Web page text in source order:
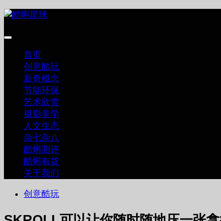
跳
内
首页
创意酷玩
新奇概念
节能环保
艺术欣赏
摄影美学
人文生态
杂七杂八
酷蝌测评
酷蝌有货
关于我们
创意酷玩